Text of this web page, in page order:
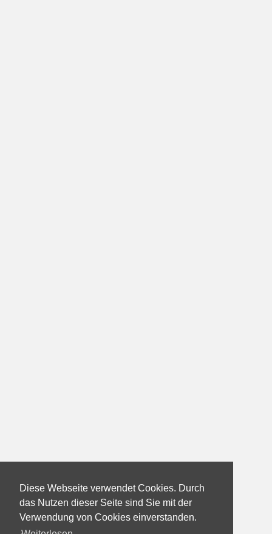
Diese Webseite verwendet Cookies. Durch
das Nutzen dieser Seite sind Sie mit der
Verwendung von Cookies einverstanden.